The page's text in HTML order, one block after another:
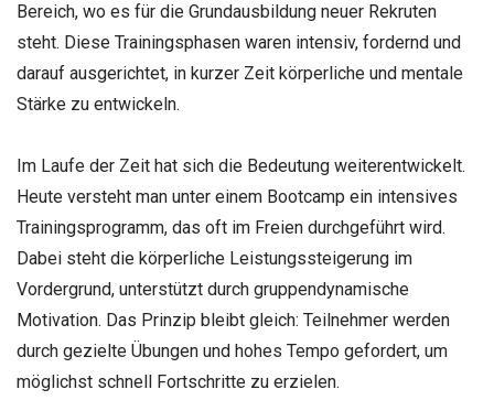
Bereich, wo es für die Grundausbildung neuer Rekruten
steht. Diese Trainingsphasen waren intensiv, fordernd und
darauf ausgerichtet, in kurzer Zeit körperliche und mentale
Stärke zu entwickeln.
Im Laufe der Zeit hat sich die Bedeutung weiterentwickelt.
Heute versteht man unter einem Bootcamp ein intensives
Trainingsprogramm, das oft im Freien durchgeführt wird.
Dabei steht die körperliche Leistungssteigerung im
Vordergrund, unterstützt durch gruppendynamische
Motivation. Das Prinzip bleibt gleich: Teilnehmer werden
durch gezielte Übungen und hohes Tempo gefordert, um
möglichst schnell Fortschritte zu erzielen.